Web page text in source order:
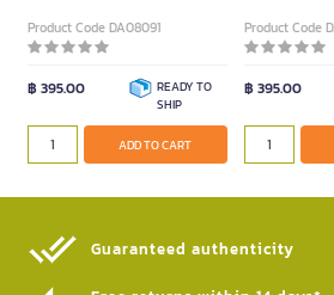
Product Code DA08091
฿ 395.00
READY TO
SHIP
ADD TO CART
Product Code
฿ 395.00
Guaranteed authenticity​